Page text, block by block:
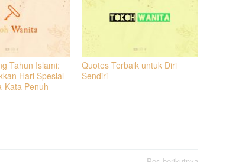
Tahun Islami:
Hari Spesial
Kata Penuh
Quotes Terbaik untuk Diri
Sendiri